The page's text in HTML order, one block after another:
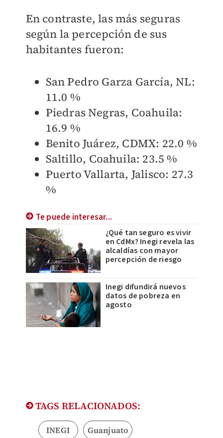
En contraste, las más seguras
según la percepción de sus
habitantes fueron:
San Pedro Garza García, NL:
11.0 %
Piedras Negras, Coahuila:
16.9 %
Benito Juárez, CDMX: 22.0 %
Saltillo, Coahuila: 23.5 %
Puerto Vallarta, Jalisco: 27.3
%
Te puede interesar...
¿Qué tan seguro es vivir
en CdMx? Inegi revela las
alcaldías con mayor
percepción de riesgo
Inegi difundirá nuevos
datos de pobreza en
agosto
TAGS RELACIONADOS:
INEGI Guanjuato